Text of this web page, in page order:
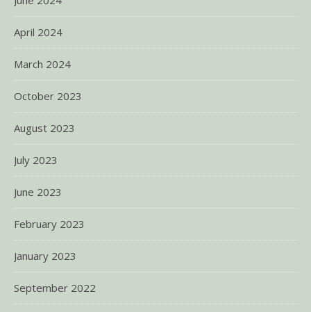
April 2024
March 2024
October 2023
August 2023
July 2023
June 2023
February 2023
January 2023
September 2022